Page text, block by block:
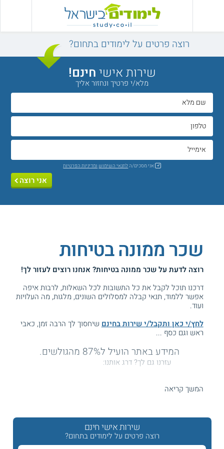
רוצה פרטים על לימודים בתחום?
שירות אישיחינם!
מלא/י פרטיך ונחזור אליך
אני מסכים/הלתנאי השימוש ומדיניות הפרטיות
אני רוצה
שכר ממונה בטיחות
רוצה לדעת עלשכר ממונה בטיחות? אנחנו רוצים לעזור לך!
דרכנו תוכל לקבל את כל התשובות לכל השאלות, לרבות איפה
אפשר ללמוד, תנאי קבלה למסלולים השונים, מלגות, מה העלויות
ועוד.
לחץ/י כאן ותקבל/י שירות בחינם שיחסוך לך הרבה זמן, כאבי
ראש וגם כסף ...
המידע באתר הועיל ל87% מהגולשים.
עזרנו גם לך? דרג אותנו:
ממוני הבטיחות הם אנשי מקצוע המוסמכים על פי חוק לשמירה
על נהלי הגיהות התעסוקתית בתעשייה. הם פועלים במסגרות
שונות כגון במפעלים, בחברות תעשייה ומסחר, בחברות רכב
המשך קריאה
שירות אישי חינם
רוצה פרטים על לימודים בתחום?